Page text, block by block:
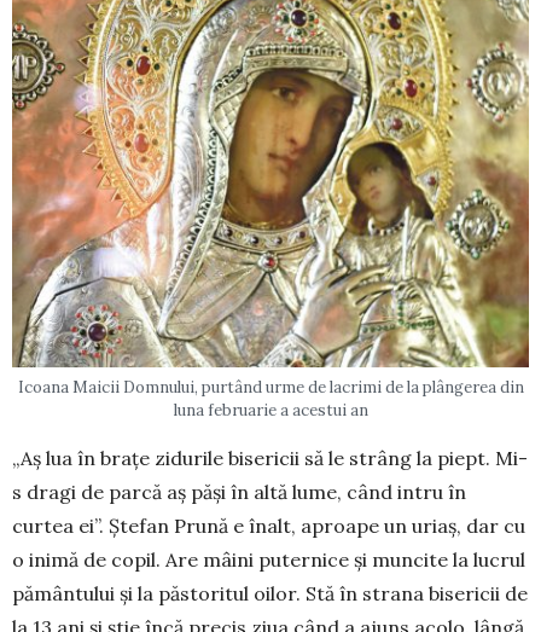
Icoana Maicii Domnului, purtând urme de lacrimi de la plângerea din
luna februarie a acestui an
„Aș lua în brațe zidurile bisericii să le strâng la piept. Mi-
s dragi de parcă aș păși în altă lume, când intru în
curtea ei”. Ștefan Prună e înalt, aproape un uriaș, dar cu
o inimă de copil. Are mâini puternice și muncite la lucrul
pământului și la păstoritul oilor. Stă în strana bisericii de
la 13 ani și știe încă precis ziua când a ajuns acolo, lângă